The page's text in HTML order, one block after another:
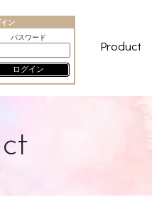
Product
ン
パスワード
ログイン